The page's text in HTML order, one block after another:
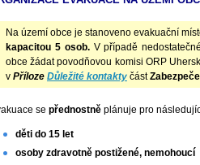
Na území obce je stanoveno evakuační
kapacitou 5 osob.V případě
obce žádat povodňovou komisi ORP
v Příloze Důležité kontakty část
se přednostně plánuje pro
děti do 15 let
osoby zdravotně postižené, nemohoucí